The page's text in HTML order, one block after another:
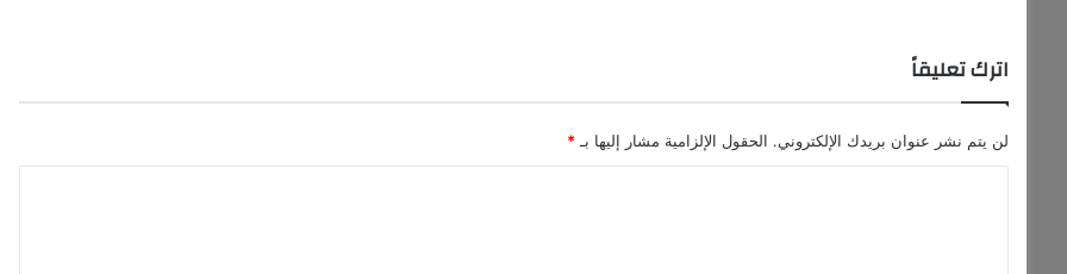
ف
م
ن
ا
ا
اترك تعليقاً
لن يتم نشر عنوان بريدك الإلكتروني. الحقول الإلزامية مشار إليها بـ*